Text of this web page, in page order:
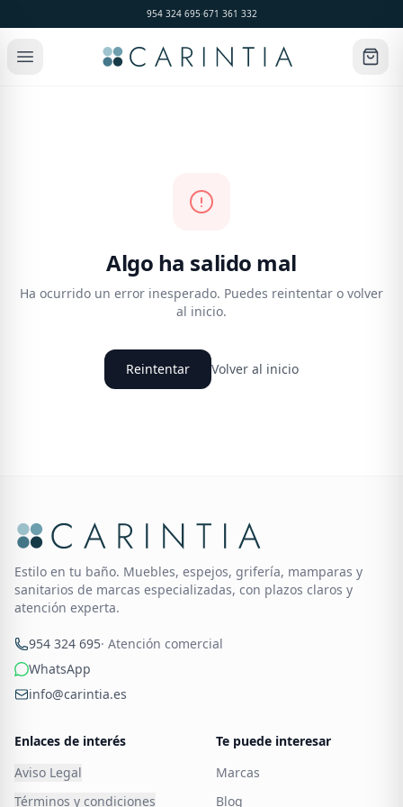
954 324 695·671 361 332
Algo ha salido mal
Ha ocurrido un error inesperado. Puedes reintentar o volver
al inicio.
Reintentar Volver al inicio
Estilo en tu baño. Muebles, espejos, grifería, mamparas y
sanitarios de marcas especializadas, con plazos claros y
atención experta.
954 324 695· Atención comercial
WhatsApp
info@carintia.es
Enlaces de interés
Aviso Legal
Términos y condiciones
Te puede interesar
Marcas
Blog